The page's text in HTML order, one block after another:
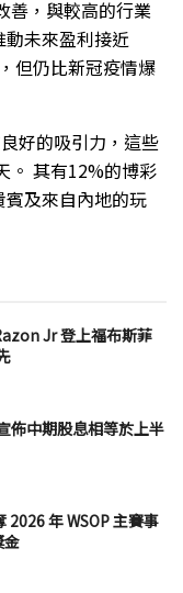
善，與較高的行業
未來盈利接近
但仍比新冠疫情爆
好的吸引力，這些
。 其有12%的博彩
及來自內地的玩
Jr 登上福布斯菲
佈中期股息相等於上半
年 WSOP 主賽事
金